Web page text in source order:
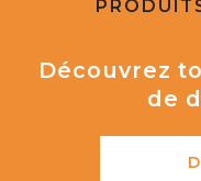
Découvrez
de